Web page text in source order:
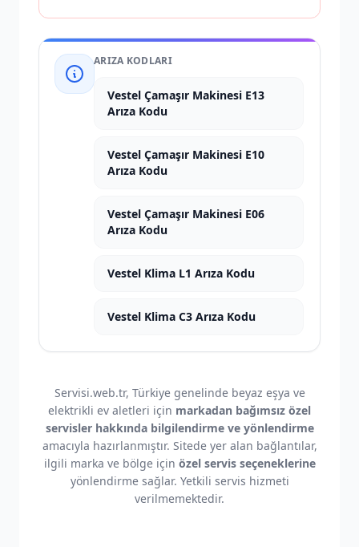
ARIZA KODLARI
Vestel Çamaşır Makinesi E13
Arıza Kodu
Vestel Çamaşır Makinesi E10
Arıza Kodu
Vestel Çamaşır Makinesi E06
Arıza Kodu
Vestel Klima L1 Arıza Kodu
Vestel Klima C3 Arıza Kodu
Servisi.web.tr, Türkiye genelinde beyaz eşya ve
elektrikli ev aletleri için markadan bağımsız özel
servisler hakkında bilgilendirme ve yönlendirme
amacıyla hazırlanmıştır. Sitede yer alan bağlantılar,
ilgili marka ve bölge için özel servis seçeneklerine
yönlendirme sağlar. Yetkili servis hizmeti
verilmemektedir.